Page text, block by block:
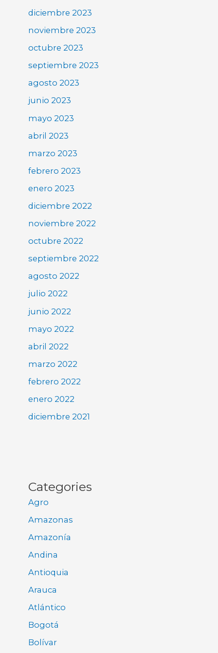
diciembre 2023
noviembre 2023
octubre 2023
septiembre 2023
agosto 2023
junio 2023
mayo 2023
abril 2023
marzo 2023
febrero 2023
enero 2023
diciembre 2022
noviembre 2022
octubre 2022
septiembre 2022
agosto 2022
julio 2022
junio 2022
mayo 2022
abril 2022
marzo 2022
febrero 2022
enero 2022
diciembre 2021
Categories
Agro
Amazonas
Amazonía
Andina
Antioquia
Arauca
Atlántico
Bogotá
Bolívar